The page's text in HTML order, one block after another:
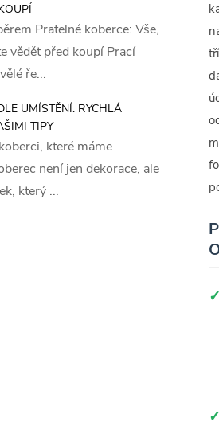
Pratelné koberce: Vše,
vědět před koupí Prací
ře...
UMÍSTĚNÍ: RYCHLÁ
TIPY
které máme
není jen dekorace, ale
který ...